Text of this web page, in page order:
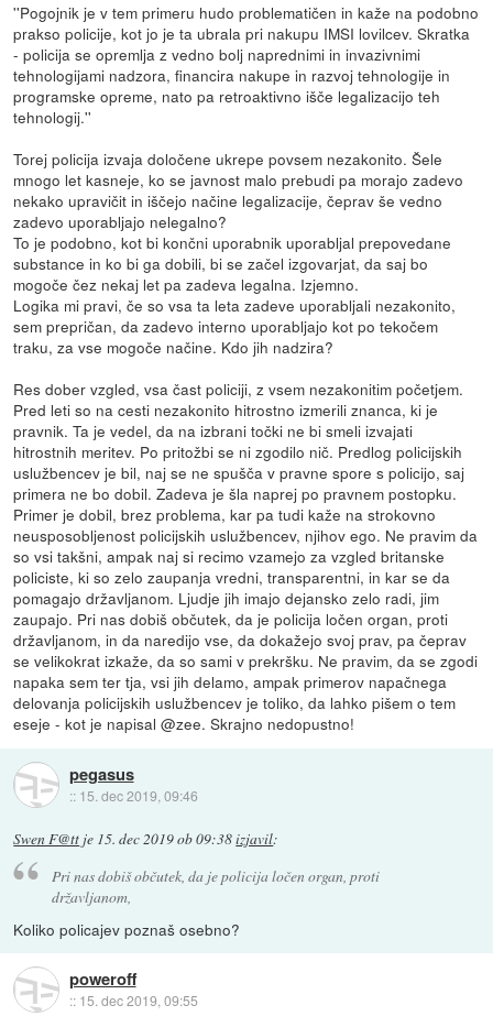
''Pogojnik je v tem primeru hudo problematičen in kaže na podobno
prakso policije, kot jo je ta ubrala pri nakupu IMSI lovilcev. Skratka
- policija se opremlja z vedno bolj naprednimi in invazivnimi
tehnologijami nadzora, financira nakupe in razvoj tehnologije in
programske opreme, nato pa retroaktivno išče legalizacijo teh
tehnologij.''
Torej policija izvaja določene ukrepe povsem nezakonito. Šele
mnogo let kasneje, ko se javnost malo prebudi pa morajo zadevo
nekako upravičit in iščejo načine legalizacije, čeprav še vedno
zadevo uporabljajo nelegalno?
To je podobno, kot bi končni uporabnik uporabljal prepovedane
substance in ko bi ga dobili, bi se začel izgovarjat, da saj bo
mogoče čez nekaj let pa zadeva legalna. Izjemno.
Logika mi pravi, če so vsa ta leta zadeve uporabljali nezakonito,
sem prepričan, da zadevo interno uporabljajo kot po tekočem
traku, za vse mogoče načine. Kdo jih nadzira?
Res dober vzgled, vsa čast policiji, z vsem nezakonitim početjem.
Pred leti so na cesti nezakonito hitrostno izmerili znanca, ki je
pravnik. Ta je vedel, da na izbrani točki ne bi smeli izvajati
hitrostnih meritev. Po pritožbi se ni zgodilo nič. Predlog policijskih
uslužbencev je bil, naj se ne spušča v pravne spore s policijo, saj
primera ne bo dobil. Zadeva je šla naprej po pravnem postopku.
Primer je dobil, brez problema, kar pa tudi kaže na strokovno
neusposobljenost policijskih uslužbencev, njihov ego. Ne pravim da
so vsi takšni, ampak naj si recimo vzamejo za vzgled britanske
policiste, ki so zelo zaupanja vredni, transparentni, in kar se da
pomagajo državljanom. Ljudje jih imajo dejansko zelo radi, jim
zaupajo. Pri nas dobiš občutek, da je policija ločen organ, proti
državljanom, in da naredijo vse, da dokažejo svoj prav, pa čeprav
se velikokrat izkaže, da so sami v prekršku. Ne pravim, da se zgodi
napaka sem ter tja, vsi jih delamo, ampak primerov napačnega
delovanja policijskih uslužbencev je toliko, da lahko pišem o tem
eseje - kot je napisal @zee. Skrajno nedopustno!
pegasus
:: 15. dec 2019, 09:46
Swen F@tt je 15. dec 2019 ob 09:38izjavil:
Pri nas dobiš občutek, da je policija ločen organ, proti
državljanom,
Koliko policajev poznaš osebno?
poweroff
:: 15. dec 2019, 09:55